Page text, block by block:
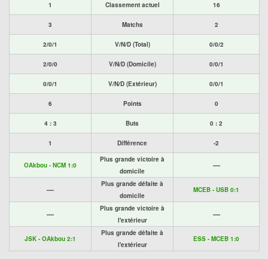
1 Classement actuel 16
3 Matchs 2
2/0/1 V/N/D (Total) 0/0/2
2/0/0 V/N/D (Domicile) 0/0/1
0/0/1 V/N/D (Extérieur) 0/0/1
6 Points 0
4 : 3 Buts 0 : 2
1 Différence -2
OAkbou - NCM 1:0
Plus grande victoire à
domicile
----
----
Plus grande défaite à
domicile
MCEB - USB 0:1
----
Plus grande victoire à
l'extérieur
----
JSK - OAkbou 2:1
Plus grande défaite à
l'extérieur
ESS - MCEB 1:0